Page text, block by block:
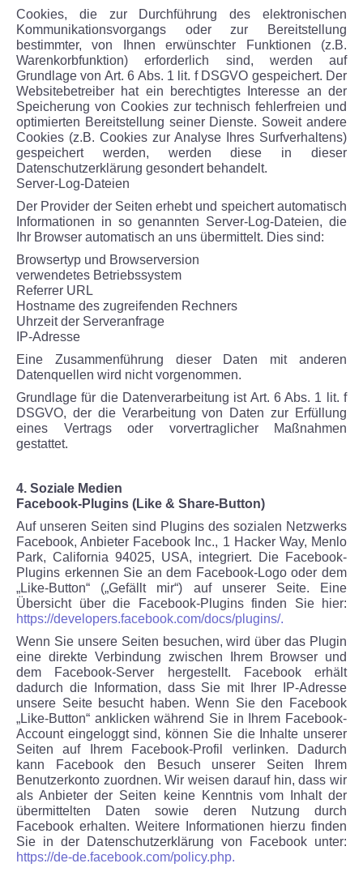
Cookies, die zur Durchführung des elektronischen
Kommunikationsvorgangs oder zur Bereitstellung
bestimmter, von Ihnen erwünschter Funktionen (z.B.
Warenkorbfunktion) erforderlich sind, werden auf
Grundlage von Art. 6 Abs. 1 lit. f DSGVO gespeichert. Der
Websitebetreiber hat ein berechtigtes Interesse an der
Speicherung von Cookies zur technisch fehlerfreien und
optimierten Bereitstellung seiner Dienste. Soweit andere
Cookies (z.B. Cookies zur Analyse Ihres Surfverhaltens)
gespeichert werden, werden diese in dieser
Datenschutzerklärung gesondert behandelt.
Server-Log-Dateien
Der Provider der Seiten erhebt und speichert automatisch
Informationen in so genannten Server-Log-Dateien, die
Ihr Browser automatisch an uns übermittelt. Dies sind:
Browsertyp und Browserversion
verwendetes Betriebssystem
Referrer URL
Hostname des zugreifenden Rechners
Uhrzeit der Serveranfrage
IP-Adresse
Eine Zusammenführung dieser Daten mit anderen
Datenquellen wird nicht vorgenommen.
Grundlage für die Datenverarbeitung ist Art. 6 Abs. 1 lit. f
DSGVO, der die Verarbeitung von Daten zur Erfüllung
eines Vertrags oder vorvertraglicher Maßnahmen
gestattet.
4. Soziale Medien
Facebook-Plugins (Like & Share-Button)
Auf unseren Seiten sind Plugins des sozialen Netzwerks
Facebook, Anbieter Facebook Inc., 1 Hacker Way, Menlo
Park, California 94025, USA, integriert. Die Facebook-
Plugins erkennen Sie an dem Facebook-Logo oder dem
„Like-Button“ („Gefällt mir“) auf unserer Seite. Eine
Übersicht über die Facebook-Plugins finden Sie hier:
https://developers.facebook.com/docs/plugins/.
Wenn Sie unsere Seiten besuchen, wird über das Plugin
eine direkte Verbindung zwischen Ihrem Browser und
dem Facebook-Server hergestellt. Facebook erhält
dadurch die Information, dass Sie mit Ihrer IP-Adresse
unsere Seite besucht haben. Wenn Sie den Facebook
„Like-Button“ anklicken während Sie in Ihrem Facebook-
Account eingeloggt sind, können Sie die Inhalte unserer
Seiten auf Ihrem Facebook-Profil verlinken. Dadurch
kann Facebook den Besuch unserer Seiten Ihrem
Benutzerkonto zuordnen. Wir weisen darauf hin, dass wir
als Anbieter der Seiten keine Kenntnis vom Inhalt der
übermittelten Daten sowie deren Nutzung durch
Facebook erhalten. Weitere Informationen hierzu finden
Sie in der Datenschutzerklärung von Facebook unter:
https://de-de.facebook.com/policy.php.